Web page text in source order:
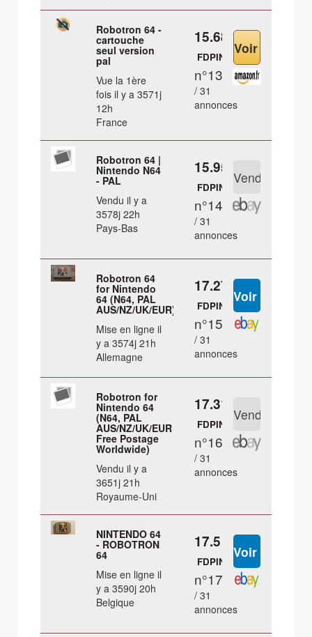
Robotron 64 -
cartouche
seul version
pal
Vue la 1ère
fois il y a 3571j
12h
France
15.68 €
FDPIN
n°13
/ 31
annonces
Robotron 64 |
Nintendo N64
- PAL
Vendu il y a
3578j 22h
Pays-Bas
15.95 €
FDPIN
n°14
/ 31
annonces
Robotron 64
for Nintendo
64 (N64, PAL
AUS/NZ/UK/EUR)
Mise en ligne il
y a 3574j 21h
Allemagne
17.27 €
FDPIN
n°15
/ 31
annonces
Robotron for
Nintendo 64
(N64, PAL
AUS/NZ/UK/EUR
Free Postage
Worldwide)
Vendu il y a
3651j 21h
Royaume-Uni
17.31 €
FDPIN
n°16
/ 31
annonces
NINTENDO 64
- ROBOTRON
64
Mise en ligne il
y a 3590j 20h
Belgique
17.5 €
FDPIN
n°17
/ 31
annonces